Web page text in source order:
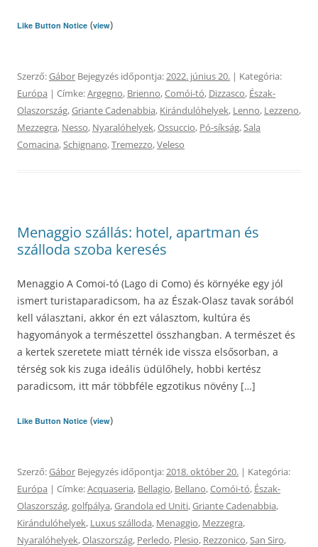
Like Button Notice (view)
Szerző:Gábor Bejegyzés időpontja:2022. június 20. | Kategória:
Európa | Címke:Argegno, Brienno,Comói-tó, Dizzasco, Észak-
Olaszország,Griante Cadenabbia, Kirándulóhelyek, Lenno, Lezzeno,
Mezzegra, Nesso, Nyaralóhelyek,Ossuccio, Pó-síkság,Sala
Comacina,Schignano,Tremezzo,Veleso
Menaggio szállás: hotel, apartman és
szálloda szoba keresés
Menaggio A Comoi-tó (Lago di Como) és környéke egy jól
ismert turistaparadicsom, ha az Észak-Olasz tavak sorából
kell választani, akkor én ezt választom, kultúra és
hagyományok a természettel összhangban. A természet és
a kertek szeretete miatt térnék ide vissza elsősorban, a
térség sok kis zuga ideális üdülőhely, hobbi kertész
paradicsom, itt már többféle egzotikus növény […]
Like Button Notice (view)
Szerző:Gábor Bejegyzés időpontja:2018. október 20. | Kategória:
Európa | Címke:Acquaseria, Bellagio, Bellano,Comói-tó, Észak-
Olaszország,golfpálya,Grandola ed Uniti,Griante Cadenabbia,
Kirándulóhelyek, Luxus szálloda, Menaggio, Mezzegra,
Nyaralóhelyek,Olaszország, Perledo, Plesio, Rezzonico,San Siro,